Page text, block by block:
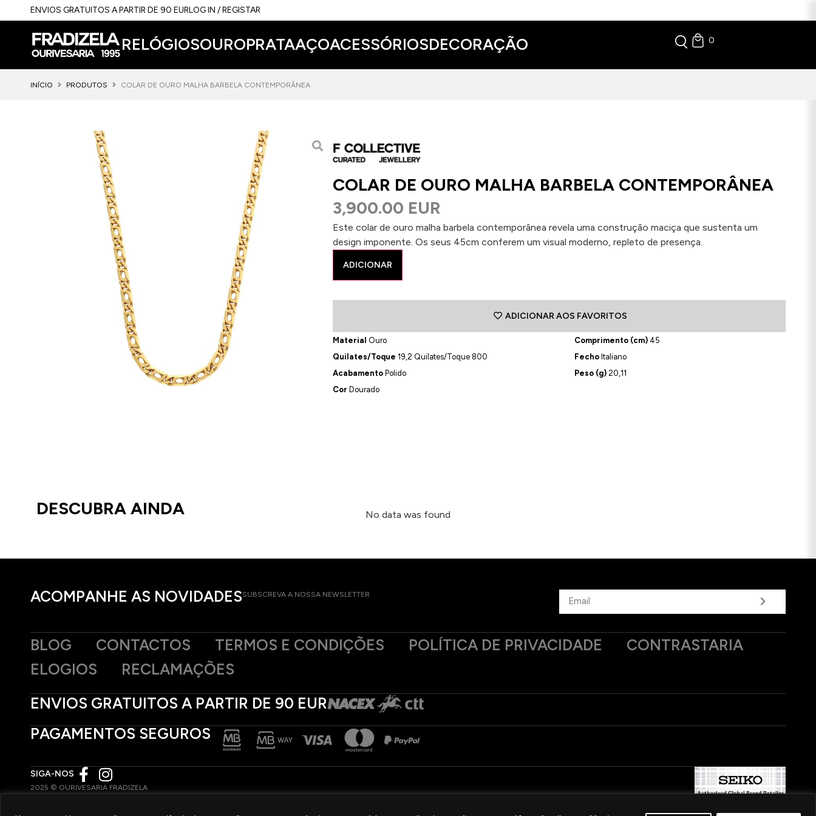
ENVIOS GRATUITOS A PARTIR DE 90 EURLOG IN / REGISTAR
RELÓGIOSOUROPRATAAÇOACESSÓRIOSDECORAÇÃO 0
INÍCIO PRODUTOS COLAR DE OURO MALHA BARBELA CONTEMPORÂNEA
COLAR DE OURO MALHA BARBELA CONTEMPORÂNEA
3,900.00 EUR
Este colar de ouro malha barbela contemporânea revela uma construção maciça que sustenta um
design imponente. Os seus 45cm conferem um visual moderno, repleto de presença.
ADICIONAR
ADICIONAR AOS FAVORITOS
Material Ouro
Quilates/Toque 19,2 Quilates/Toque 800
AcabamentoPolido
Cor Dourado
Comprimento (cm)45
FechoItaliano
Peso (g)20,11
DESCUBRA AINDA No data was found
ACOMPANHE AS NOVIDADESSUBSCREVA A NOSSA NEWSLETTER
BLOG CONTACTOS TERMOS E CONDIÇÕES POLÍTICA DE PRIVACIDADE
CONTRASTARIA
ELOGIOS
RECLAMAÇÕES
ENVIOS GRATUITOS A PARTIR DE 90 EUR
PAGAMENTOS SEGUROS
SIGA-NOS
2025 © OURIVESARIA FRADIZELA